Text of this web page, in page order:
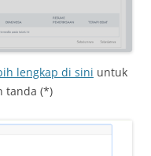
lengkap di sini untuk
tanda (*)